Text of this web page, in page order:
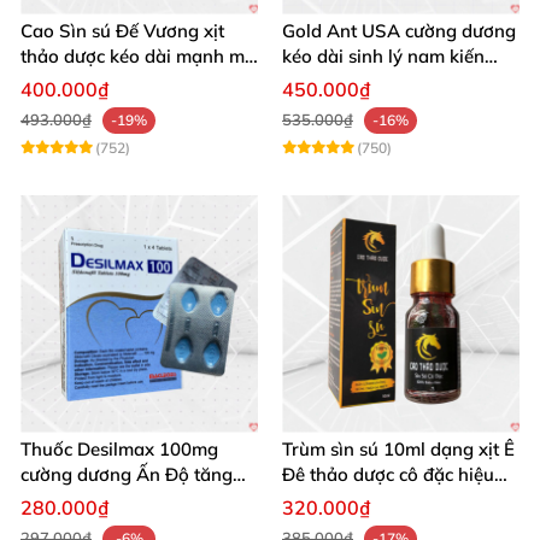
Cao Sìn sú Đế Vương xịt
thảo dược kéo dài mạnh mẽ
chính hãng
400.000₫
493.000₫
-19%
(752)
Gold Ant USA cường dương
kéo dài sinh lý nam kiến
vàng đen
450.000₫
535.000₫
-16%
(750)
Thuốc Desilmax 100mg
cường dương Ấn Độ tăng
sinh lý mạnh
280.000₫
Trùm sìn sú 10ml dạng xịt Ê
Đê thảo dược cô đặc hiệu
quả
320.000₫